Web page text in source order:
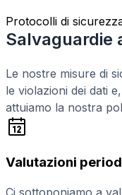
Protocolli di
Salvaguardie
Le nostre misure di
le violazioni dei dati
attuiamo la nostra
Valutazioni
Ci sottoponiamo a